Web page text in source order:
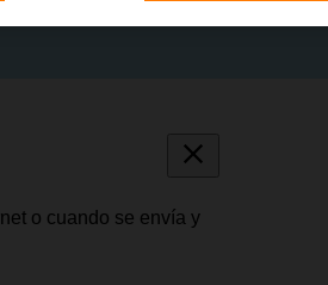
o cuando se envía y